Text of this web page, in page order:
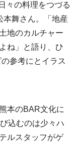
々の料理をつづる
本舞さん。「地産
地のカルチャー
ね」と語り、ひ
参考にとイラス
本のBAR文化に
込むのは少々ハ
ルスタッフがゲ